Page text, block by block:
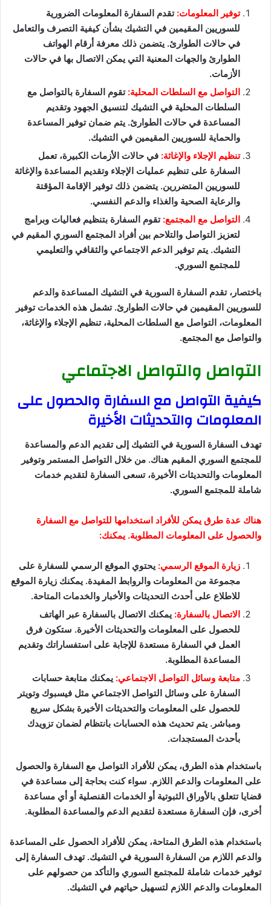
توفير المعلومات: تقدم السفارة المعلومات الضرورية
للسوريين المقيمين في التشيك بشأن كيفية التصرف والتعامل
في حالات الطوارئ. يتضمن ذلك معرفة أرقام الهواتف
الطوارئ والجهات المعنية التي يمكن الاتصال بها في حالات
الأزمات.
التواصل مع السلطات المحلية: تقوم السفارة بالتواصل مع
السلطات المحلية في التشيك لتنسيق الجهود وتقديم
المساعدة في حالات الطوارئ. يتم ضمان توفير المساعدة
والحماية للسوريين المقيمين في التشيك.
تنظيم الإجلاء والإغاثة: في حالات الأزمات الكبيرة، تعمل
السفارة على تنظيم عمليات الإجلاء وتقديم المساعدة والإغاثة
للسوريين المتضررين. يتضمن ذلك توفير الإقامة المؤقتة
والرعاية الصحية والغذاء والدعم النفسي.
التواصل مع المجتمع: تقوم السفارة بتنظيم فعاليات وبرامج
لتعزيز التواصل والتلاحم بين أفراد المجتمع السوري المقيم في
التشيك. يتم توفير الدعم الاجتماعي والثقافي والتعليمي
للمجتمع السوري.
باختصار، تقدم السفارة السورية في التشيك المساعدة والدعم
للسوريين المقيمين في حالات الطوارئ. تشمل هذه الخدمات توفير
المعلومات، التواصل مع السلطات المحلية، تنظيم الإجلاء والإغاثة،
والتواصل مع المجتمع.
التواصل والتواصل الاجتماعي
كيفية التواصل مع السفارة والحصول على
المعلومات والتحديثات الأخيرة
تهدف السفارة السورية في التشيك إلى تقديم الدعم والمساعدة
للمجتمع السوري المقيم هناك. من خلال التواصل المستمر وتوفير
المعلومات والتحديثات الأخيرة، تسعى السفارة لتقديم خدمات
شاملة للمجتمع السوري.
هناك عدة طرق يمكن للأفراد استخدامها للتواصل مع السفارة
والحصول على المعلومات المطلوبة. يمكنك:
زيارة الموقع الرسمي: يحتوي الموقع الرسمي للسفارة على
مجموعة من المعلومات والروابط المفيدة. يمكنك زيارة الموقع
للاطلاع على أحدث التحديثات والأخبار والخدمات المتاحة.
الاتصال بالسفارة: يمكنك الاتصال بالسفارة عبر الهاتف
للحصول على المعلومات والتحديثات الأخيرة. ستكون فرق
العمل في السفارة مستعدة للإجابة على استفساراتك وتقديم
المساعدة المطلوبة.
متابعة وسائل التواصل الاجتماعي: يمكنك متابعة حسابات
السفارة على وسائل التواصل الاجتماعي مثل فيسبوك وتويتر
للحصول على المعلومات والتحديثات الأخيرة بشكل سريع
ومباشر. يتم تحديث هذه الحسابات بانتظام لضمان تزويدك
بأحدث المستجدات.
باستخدام هذه الطرق، يمكن للأفراد التواصل مع السفارة والحصول
على المعلومات والدعم اللازم. سواء كنت بحاجة إلى مساعدة في
قضايا تتعلق بالأوراق الثبوتية أو الخدمات القنصلية أو أي مساعدة
أخرى، فإن السفارة مستعدة لتقديم الدعم والمساعدة المطلوبة.
باستخدام هذه الطرق المتاحة، يمكن للأفراد الحصول على المساعدة
والدعم اللازم من السفارة السورية في التشيك. تهدف السفارة إلى
توفير خدمات شاملة للمجتمع السوري والتأكد من حصولهم على
المعلومات والدعم اللازم لتسهيل حياتهم في التشيك.